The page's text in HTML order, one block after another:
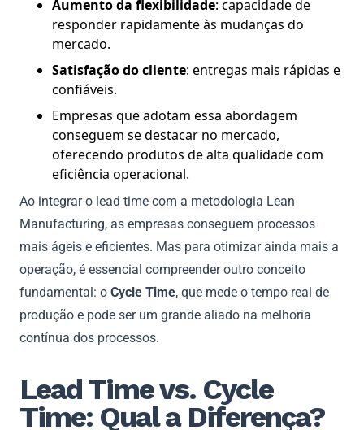
Aumento da flexibilidade: capacidade de
responder rapidamente às mudanças do
mercado.
Satisfação do cliente: entregas mais rápidas e
confiáveis.
Empresas que adotam essa abordagem
conseguem se destacar no mercado,
oferecendo produtos de alta qualidade com
eficiência operacional.
Ao integrar o lead time com a metodologia Lean
Manufacturing, as empresas conseguem processos
mais ágeis e eficientes. Mas para otimizar ainda mais a
operação, é essencial compreender outro conceito
fundamental: o Cycle Time, que mede o tempo real de
produção e pode ser um grande aliado na melhoria
contínua dos processos.
Lead Time vs. Cycle
Time: Qual a Diferença?